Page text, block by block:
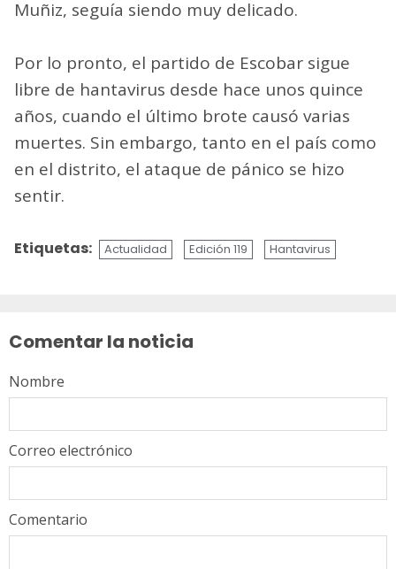
Muñiz, seguía siendo muy delicado.
Por lo pronto, el partido de Escobar sigue
libre de hantavirus desde hace unos quince
años, cuando el último brote causó varias
muertes. Sin embargo, tanto en el país como
en el distrito, el ataque de pánico se hizo
sentir.
Etiquetas: Actualidad Edición 119 Hantavirus
Comentar la noticia
Comentario
Nombre
Correo electrónico